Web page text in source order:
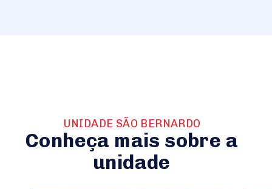
UNIDADE SÃO BERNARDO
Conheça mais sobre a
unidade